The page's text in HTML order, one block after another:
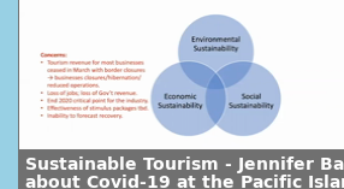
Sustainable Tourism - Jennifer
about Covid-19 at the Pacific